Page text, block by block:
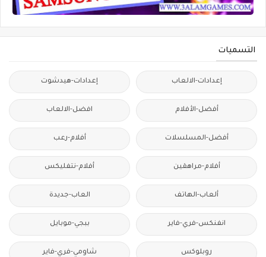
التسميات
إعدادات-الالعاب إعدادات-هيدشوت
أفضل-الأفلام افضل-الالعاب
أفضل-المسلسلات أفلام-رعب
أفلام-مراهقين أفلام-نتفليكس
ألعاب-الهاتف العاب-جديدة
انفنكس-فري-فاير ببجي-موبايل
روبلوكس شاومي-فري-فاير